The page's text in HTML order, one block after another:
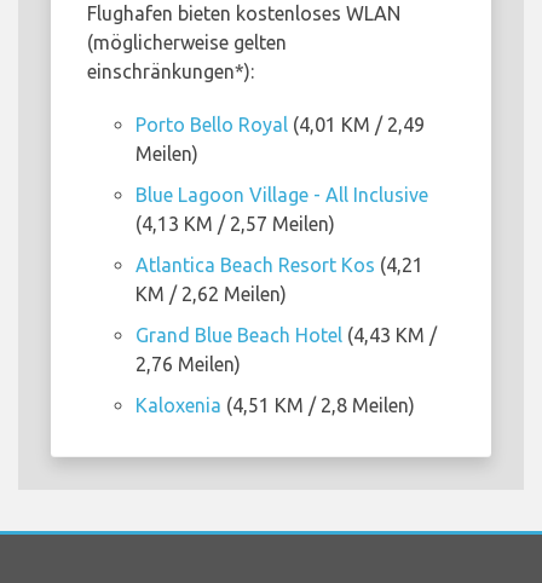
Flughafen bieten kostenloses WLAN
(möglicherweise gelten
einschränkungen*):
Porto Bello Royal (4,01 KM / 2,49
Meilen)
Blue Lagoon Village - All Inclusive
(4,13 KM / 2,57 Meilen)
Atlantica Beach Resort Kos (4,21
KM / 2,62 Meilen)
Grand Blue Beach Hotel (4,43 KM /
2,76 Meilen)
Kaloxenia (4,51 KM / 2,8 Meilen)